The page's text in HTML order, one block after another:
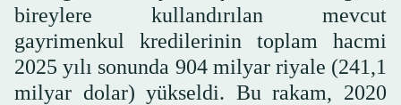
bireylere kullandırılan mevcut
gayrimenkul kredilerinin toplam hacmi
2025 yılı sonunda 904 milyar riyale (241,1
milyar dolar) yükseldi. Bu rakam, 2020